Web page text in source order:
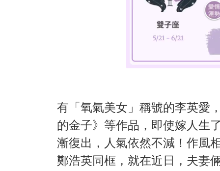
有「氧氣美女」稱號的李英愛
的金子》等作品，即使嫁人生
漸復出，人氣依然不減！作風
鄭浩英同框，就在近日，夫妻